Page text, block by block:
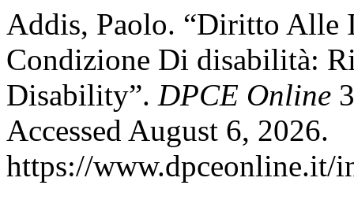
Addis, Paolo. “Diritto Alle
Condizione Di disabilità:
Disability”. DPCE Online
Accessed August 6, 2026.
https://www.dpceonline.it/